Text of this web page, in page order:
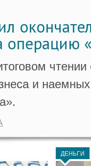
операцию
и
ДЕНЬГИ